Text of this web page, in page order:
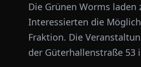
Die Grünen Worms
Interessierten die
Fraktion. Die
der Güterhallenstraße 53